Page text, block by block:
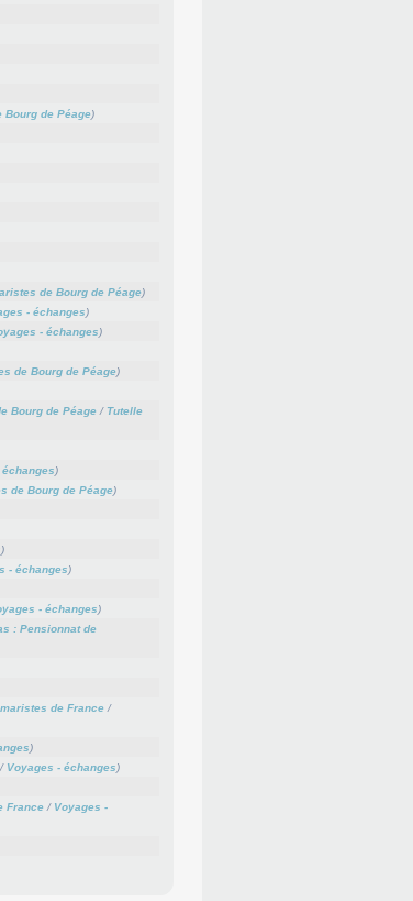
Bourg de Péage)
de Bourg de Péage)
- échanges)
- échanges)
de Bourg de Péage)
Bourg de Péage/ Tutelle
échanges)
de Bourg de Péage)
)
- échanges)
- échanges)
: Pensionnat de
de France/
)
Voyages - échanges)
France/ Voyages -